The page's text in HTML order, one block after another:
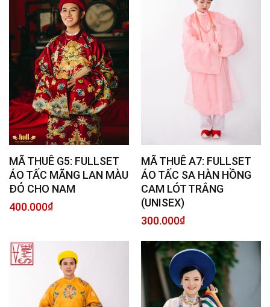
MÃ THUÊ G5: FULLSET
ÁO TẤC MÃNG LAN MÀU
ĐỎ CHO NAM
400.000₫
MÃ THUÊ A7: FULLSET
ÁO TẤC SA HÀN HỒNG
CAM LÓT TRẮNG
(UNISEX)
300.000₫